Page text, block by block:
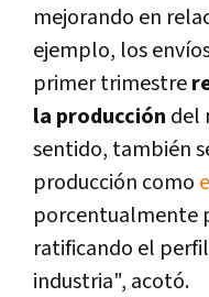
mejorando en
ejemplo, los
primer trimestre
la producción del
sentido, también
producción como
porcentualmente
ratificando el
industria", acotó.